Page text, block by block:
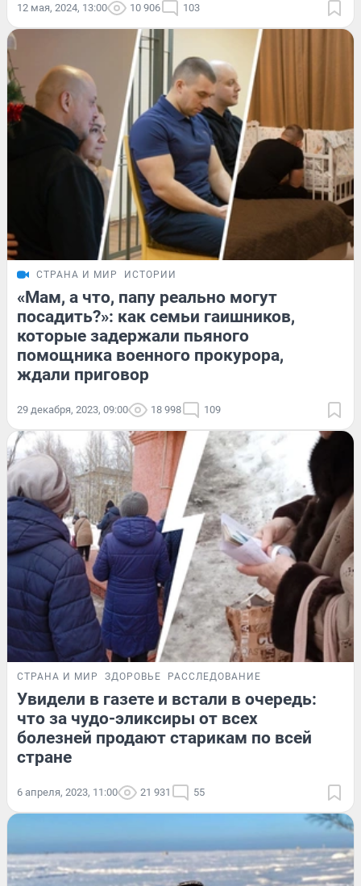
12 мая, 2024, 13:00 10 906 103
СТРАНА И МИР ИСТОРИИ
«Мам, а что, папу реально могут
посадить?»: как семьи гаишников,
которые задержали пьяного
помощника военного прокурора,
ждали приговор
29 декабря, 2023, 09:00 18 998 109
СТРАНА И МИР ЗДОРОВЬЕ РАССЛЕДОВАНИЕ
Увидели в газете и встали в очередь:
что за чудо-эликсиры от всех
болезней продают старикам по всей
стране
6 апреля, 2023, 11:00 21 931 55